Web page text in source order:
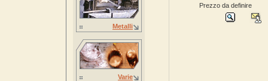
Metalli
Varie
Prezzo da definire